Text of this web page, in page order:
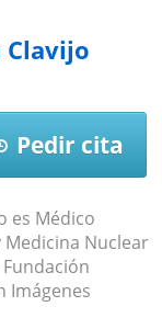
Clavijo
Pedir cita
es Médico
Medicina Nuclear
Imágenes